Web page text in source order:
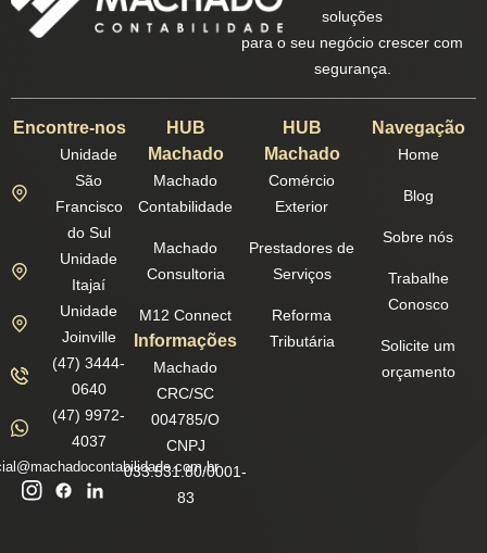
soluções
para o seu negócio crescer com
segurança.
Encontre-nos
Unidade
São
Francisco
do Sul
Unidade
Itajaí
Unidade
Joinville
(47) 3444-
0640
(47) 9972-
4037
HUB
Machado
Machado
Contabilidade
Machado
Consultoria
M12 Connect
Informações
Machado
CRC/SC
004785/O
CNPJ
033.531.80/0001-
83
HUB
Machado
Comércio
Exterior
Prestadores de
Serviços
Reforma
Tributária
Navegação
Home
Blog
Sobre nós
Trabalhe
Conosco
Solicite um
orçamento